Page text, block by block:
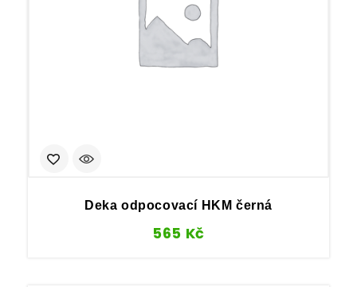
Deka odpocovací HKM černá
565 Kč